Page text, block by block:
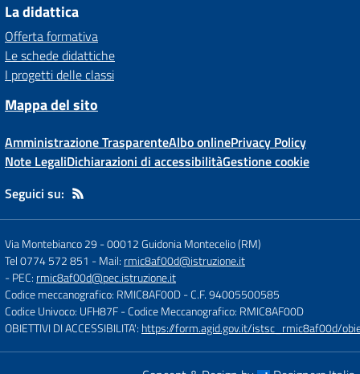
La didattica
Offerta formativa
Le schede didattiche
I progetti delle classi
Mappa del sito
Amministrazione TrasparenteAlbo onlinePrivacy Policy
Note LegaliDichiarazioni di accessibilitàGestione cookie
Seguici su:
Via Montebianco 29 -00012 Guidonia Montecelio (RM)
Tel 0774 572 851 - Mail: rmic8af00d@istruzione.it
- PEC: rmic8af00d@pec.istruzione.it
Codice meccanografico: RMIC8AF00D- C.F. 94005500585
Codice Univoco: UFH87F- Codice Meccanografico: RMIC8AF00D
OBIETTIVI DI ACCESSIBILITA': https://form.agid.gov.it/istsc_rmic8af00d/